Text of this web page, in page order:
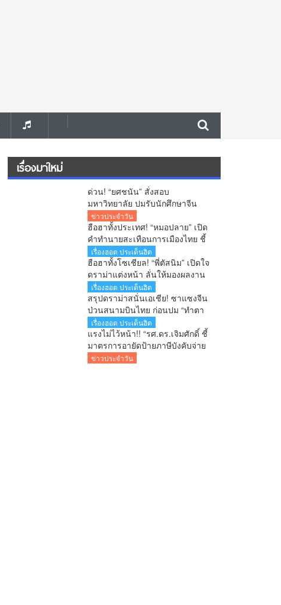
เรื่องมาใหม่
ด่วน! “ยศชนัน” สั่งสอบ
มหาวิทยาลัย ปมรับนักศึกษาจีน
สงสัยใช้วีซ่าผิดประเภท ลั่นพบจะ
เอาผิด
ข่าวประจำวัน
ฮือฮาทั้งประเทศ! “หมอปลาย” เปิด
คำทำนายสะเทือนการเมืองไทย ชี้
นายกฯคนใหม่ หนุ่มหน้าใหม่ พรรค
ใหม่ โปรไฟล์แกร่ง แบ็กแน่น ท่าน
ยมบอก
เรื่องฮอต ประเด็นฮิต
ฮือฮาทั้งโซเชียล! “พี่ตัสนิม” เปิดใจ
ดราม่าแต่งหน้า ลั่นให้มองผลงาน
ไม่ใช่ใบหน้า เตือนคอมเมนต์เกิน
เลยระวังผิดกฎหมาย
เรื่องฮอต ประเด็นฮิต
สรุปดราม่าสนั่นเอเชีย! ซาแซงจีน
ป่วนสนามบินไทย ก่อนปม “ทำตา
ชี้” จุดกระแสเดือดข้ามประเทศ
เรื่องฮอต ประเด็นฮิต
แรงไม่ไว้หน้า!! “รศ.ดร.เจิมศักดิ์ ชี้
มาตรการอายัดป้ายภาษีบังคับจ่าย
ใบสั่ง รัฐกำลังลงโทษประชาชน
ข่าวประจำวัน